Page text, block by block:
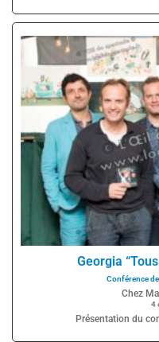
Georgia
Conférence
Chez
4
Présentation du